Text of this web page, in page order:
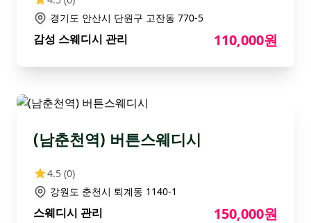
경기도 안산시 단원구 고잔동 770-5
감성 스웨디시 관리 110,000원
(남춘천역) 버튼스웨디시
4.5 (0)
강원도 춘천시 퇴계동 1140-1
스웨디시 관리 150,000원